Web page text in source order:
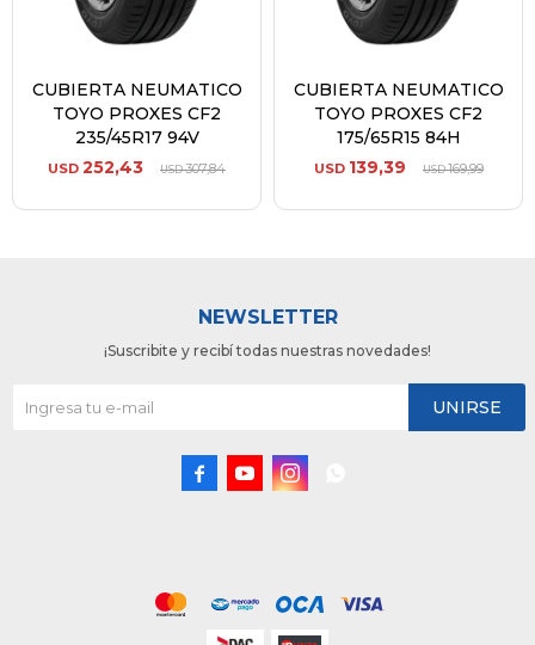
CUBIERTA NEUMATICO
TOYO PROXES CF2
235/45R17 94V
USD 252,43 USD307,84
CUBIERTA NEUMATICO
TOYO PROXES CF2
175/65R15 84H
USD 139,39 USD169,99
NEWSLETTER
¡Suscribite y recibí todas nuestras novedades!
UNIRSE
  